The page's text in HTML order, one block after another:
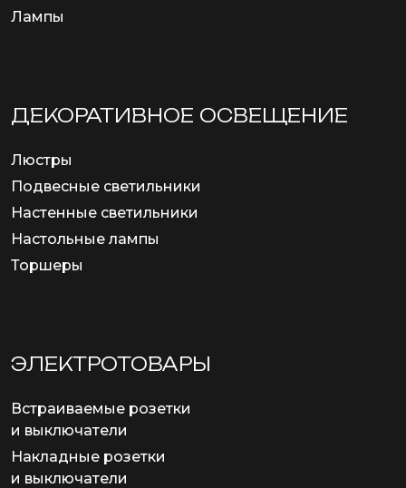
Лампы
ДЕКОРАТИВНОЕ ОСВЕЩЕНИЕ
Люстры
Подвесные светильники
Настенные светильники
Настольные лампы
Торшеры
ЭЛЕКТРОТОВАРЫ
Встраиваемые розетки
и выключатели
Накладные розетки
и выключатели